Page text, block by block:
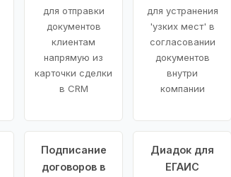
для отправки
документов
клиентам
напрямую из
карточки сделки
в CRM
для устранения
'узких мест' в
согласовании
документов
внутри
компании
Подписание
договоров в
Диадок для
ЕГАИС